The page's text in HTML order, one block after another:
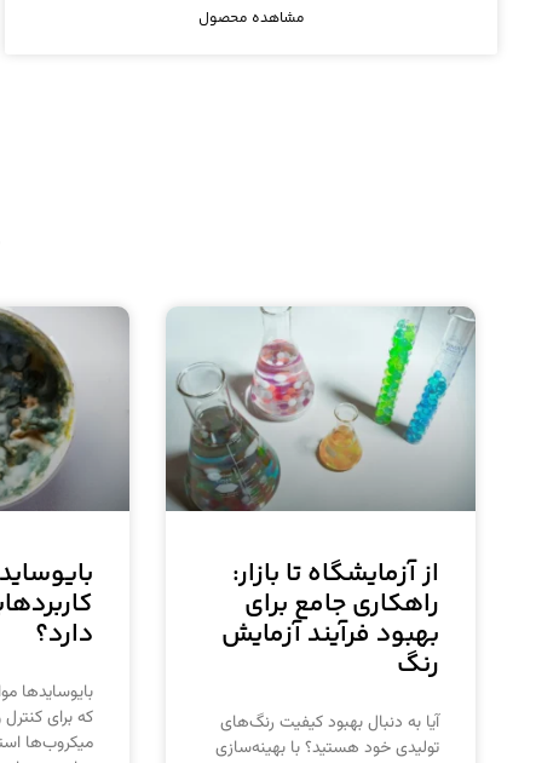
مشاهده محصول
از آزمایشگاه تا بازار:
راهکاری جامع برای
بهبود فرآیند آزمایش
رنگ
آیا به دنبال بهبود کیفیت رنگ‌های
تولیدی خود هستید؟ با بهینه‌سازی
دارد؟
بایوسایدها
که برای
میکروب‌ها